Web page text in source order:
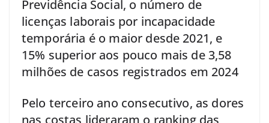
Previdência Social, o número de
licenças laborais por incapacidade
temporária é o maior desde 2021, e
15% superior aos pouco mais de 3,58
milhões de casos registrados em 2024
Pelo terceiro ano consecutivo, as dores
nas costas lideraram o ranking das